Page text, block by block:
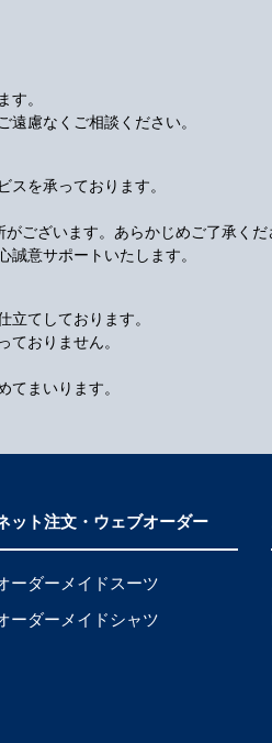
。
慮なくご相談ください。
を承っております。
ございます。あらかじめご了承くだ
意サポートいたします。
てしております。
おりません。
まいります。
ット注文・ウェブオーダー
ーダーメイドスーツ
ーダーメイドシャツ